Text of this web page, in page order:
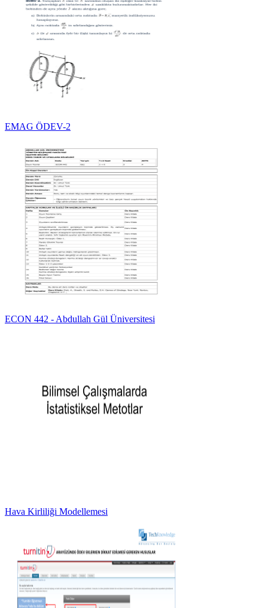
EMAG ÖDEV-2
ECON 442 - Abdullah Gül Üniversitesi
Hava Kirliliği Modellemesi